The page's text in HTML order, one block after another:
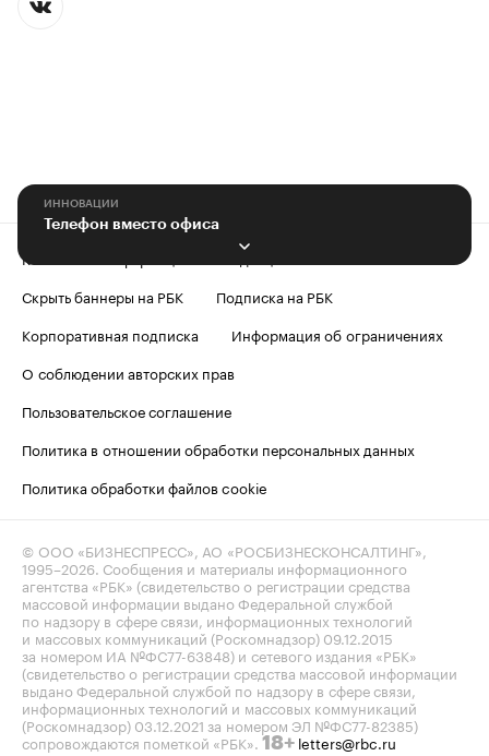
ИННОВАЦИИ
Телефон вместо офиса
Контактная информация
Скрыть баннеры на РБК
Подписка на РБК
Корпоративная подписка
Информация об ограничениях
О соблюдении авторских прав
Пользовательское соглашение
Политика в отношении обработки персональных данных
Политика обработки файлов cookie
© ООО «БИЗНЕСПРЕСС», АО «РОСБИЗНЕСКОНСАЛТИНГ»,
1995–2026. Сообщения и материалы информационного
агентства «РБК» (свидетельство о регистрации средства
массовой информации выдано Федеральной службой
по надзору в сфере связи, информационных технологий
и массовых коммуникаций (Роскомнадзор) 09.12.2015
за номером ИА №ФС77-63848) и сетевого издания «РБК»
(свидетельство о регистрации средства массовой информации
выдано Федеральной службой по надзору в сфере связи,
информационных технологий и массовых коммуникаций
(Роскомнадзор) 03.12.2021 за номером ЭЛ №ФС77-82385)
сопровождаются пометкой «РБК». 18+ letters@rbc.ru